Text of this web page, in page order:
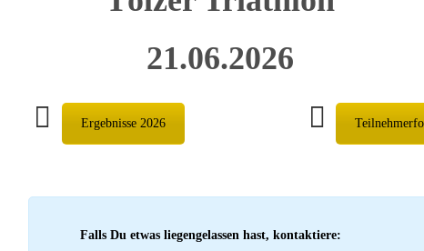
21.06.2026
Ergebnisse 2026
Falls Du etwas liegengelassen hast, kontaktiere: